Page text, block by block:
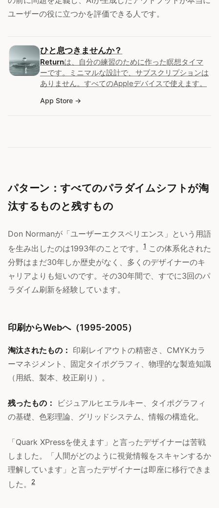
ユーザーの役に立つかを評価できる人です。
ひと息つきませんか？
Returnは、自分の練習のために作った瞑想タイマ
ーです。ミニマルな設計で、サブスクリプションは
ありません。すべてのAppleデバイスで使えます。
App Store
パターン：すべてのパラダイムシフトが淘
汰するものと残すもの
Don Normanが「ユーザーエクスペリエンス」という用語
を生み出したのは1993年のことです。
1 この体系化された
分野はまだ30年しか歴史がなく、多くのデザイナーのキ
ャリアよりも短いのです。その30年間で、すでに3回のパ
ラダイム刷新を経験しています。
印刷からWebへ（1995-2005）
淘汰されたもの： 印刷レイアウトの精密さ、CMYKカラ
ーマネジメント、固定タイポグラフィ、物理的な製造知識
（用紙、製本、校正刷り）。
残ったもの：
ビジュアルヒエラルキー、タイポグラフィ
の基礎、色彩理論、グリッドシステム、情報の構造化。
「Quark XPressを使えます」と言ったデザイナーは苦戦
しました。「人間がどのように視覚情報をスキャンするか
理解しています」と言ったデザイナーは即座に移行できま
した。
2